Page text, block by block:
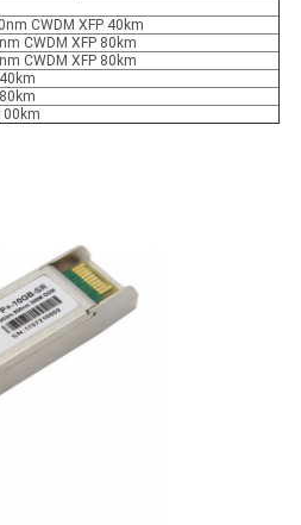
CWDM XFP 40km
CWDM XFP 80km
CWDM XFP 80km